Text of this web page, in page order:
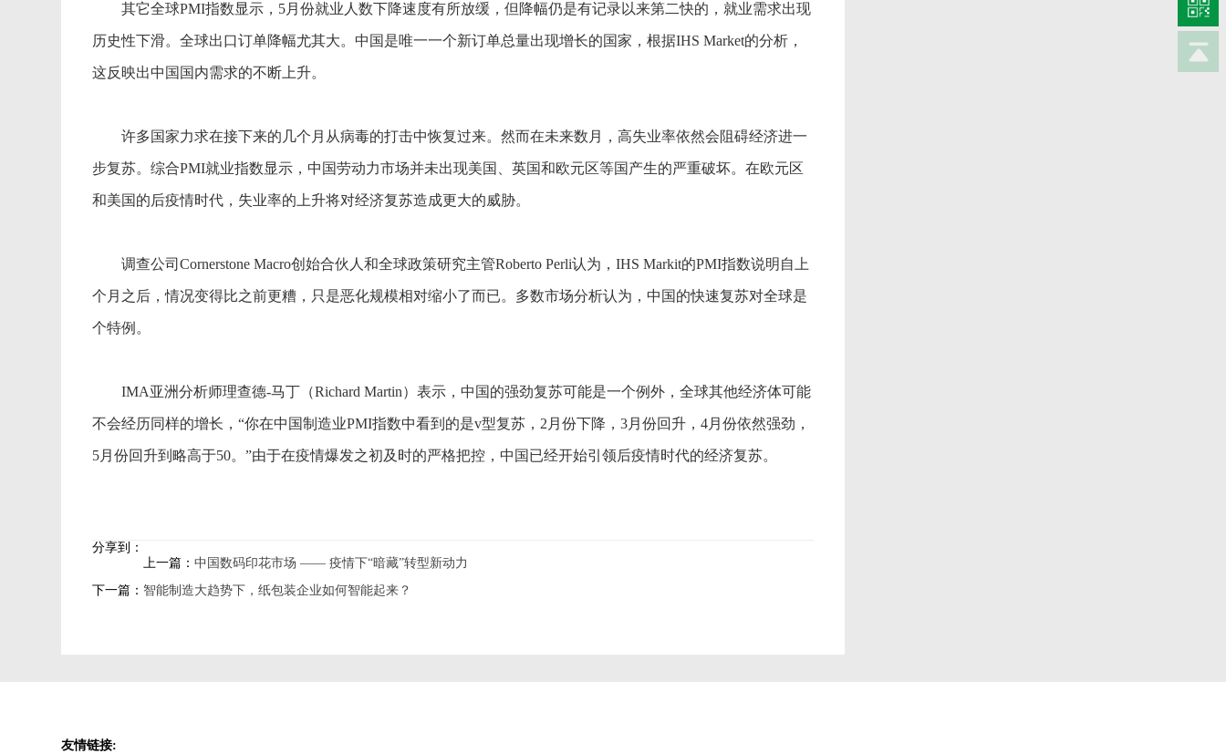
其它全球PMI指数显示，5月份就业人数下降速度有所放缓，但降幅仍是有记录以来第二快的，就业需求出现
历史性下滑。全球出口订单降幅尤其大。中国是唯一一个新订单总量出现增长的国家，根据IHS Market的分析，
这反映出中国国内需求的不断上升。
许多国家力求在接下来的几个月从病毒的打击中恢复过来。然而在未来数月，高失业率依然会阻碍经济进一
步复苏。综合PMI就业指数显示，中国劳动力市场并未出现美国、英国和欧元区等国产生的严重破坏。在欧元区
和美国的后疫情时代，失业率的上升将对经济复苏造成更大的威胁。
调查公司Cornerstone Macro创始合伙人和全球政策研究主管Roberto Perli认为，IHS Markit的PMI指数说明自上
个月之后，情况变得比之前更糟，只是恶化规模相对缩小了而已。多数市场分析认为，中国的快速复苏对全球是
个特例。
IMA亚洲分析师理查德-马丁（Richard Martin）表示，中国的强劲复苏可能是一个例外，全球其他经济体可能
不会经历同样的增长，“你在中国制造业PMI指数中看到的是v型复苏，2月份下降，3月份回升，4月份依然强劲，
5月份回升到略高于50。”由于在疫情爆发之初及时的严格把控，中国已经开始引领后疫情时代的经济复苏。
分享到：
上一篇：中国数码印花市场 —— 疫情下“暗藏”转型新动力
下一篇： 智能制造大趋势下，纸包装企业如何智能起来？
友情链接: